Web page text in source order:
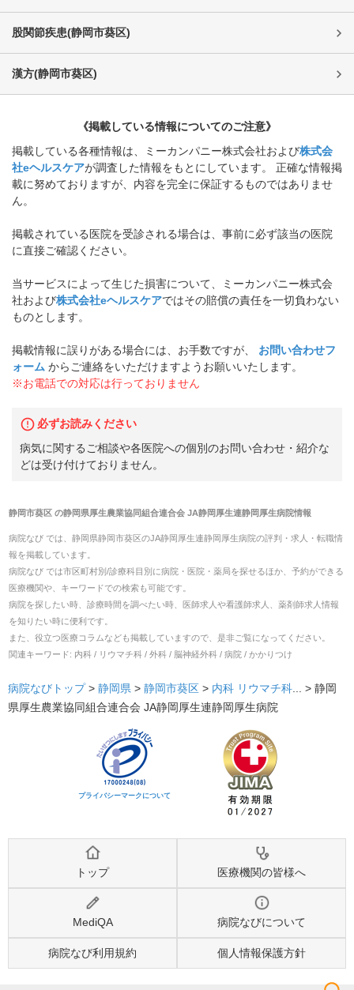
股関節疾患(静岡市葵区)
漢方(静岡市葵区)
《掲載している情報についてのご注意》
掲載している各種情報は、ミーカンパニー株式会社および株式会
社eヘルスケアが調査した情報をもとにしています。 正確な情報掲
載に努めておりますが、内容を完全に保証するものではありませ
ん。
掲載されている医院を受診される場合は、事前に必ず該当の医院
に直接ご確認ください。
当サービスによって生じた損害について、ミーカンパニー株式会
社および株式会社eヘルスケアではその賠償の責任を一切負わない
ものとします。
掲載情報に誤りがある場合には、お手数ですが、
お問い合わせフ
ォーム からご連絡をいただけますようお願いいたします。
※お電話での対応は行っておりません
必ずお読みください
病気に関するご相談や各医院への個別のお問い合わせ・紹介な
どは受け付けておりません。
静岡市葵区 の静岡県厚生農業協同組合連合会 JA静岡厚生連静岡厚生病院情報
病院なび では、 静岡県静岡市葵区のJA静岡厚生連静岡厚生病院の評判・求人・転職情
報を掲載しています。
病院なび では市区町村別/診療科目別に病院・医院・薬局を探せるほか、予約ができる
医療機関や、キーワードでの検索も可能です。
病院を探したい時、診療時間を調べたい時、医師求人や看護師求人、薬剤師求人情報
を知りたい時に便利です。
また、役立つ医療コラムなども掲載していますので、是非ご覧になってください。
関連キーワード: 内科 / リウマチ科 / 外科 / 脳神経外科 / 病院 / かかりつけ
病院なびトップ > 静岡県 > 静岡市葵区 > 内科 リウマチ科 ... > 静岡
県厚生農業協同組合連合会 JA静岡厚生連静岡厚生病院
プライバシーマークについて
トップ 医療機関の皆様へ
MediQA 病院なびについて
病院なび利用規約 個人情報保護方針